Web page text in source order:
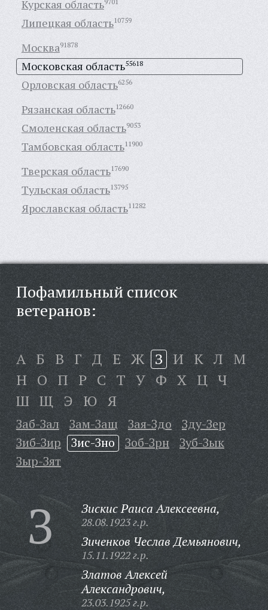
Курская область
Липецкая область10759
Москва91878
Московская область55618
Орловская область6256
Рязанская область12660
Смоленская область9053
Тамбовская область11900
Тверская область17690
Тульская область13795
Ярославская область11282
Пофамильный список
ветеранов:
А Б В Г Д Е Ж З И К Л М
Н О П Р С Т У Ф Х Ц Ч
Ш Щ Э Ю Я
Заб-Зал Зам-Защ Зая-Здо
Зду-Зер
Зиб-Зир
Зис-Зно Зоб-Зрн
Зуб-Зык
Зыр-Зят
З Зискис Раиса Алексеевна,
28.08.1923 г.р.
Зиченков Чеслав Демьянович,
15.11.1922 г.р.
Златов Алексей
Александрович,
23.03.1925 г.р.